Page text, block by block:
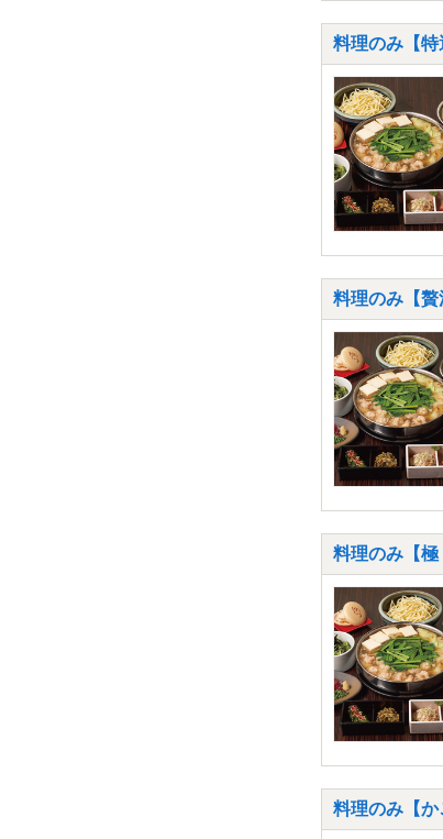
料理のみ【特
料理のみ【贅
料理のみ【極
料理のみ【